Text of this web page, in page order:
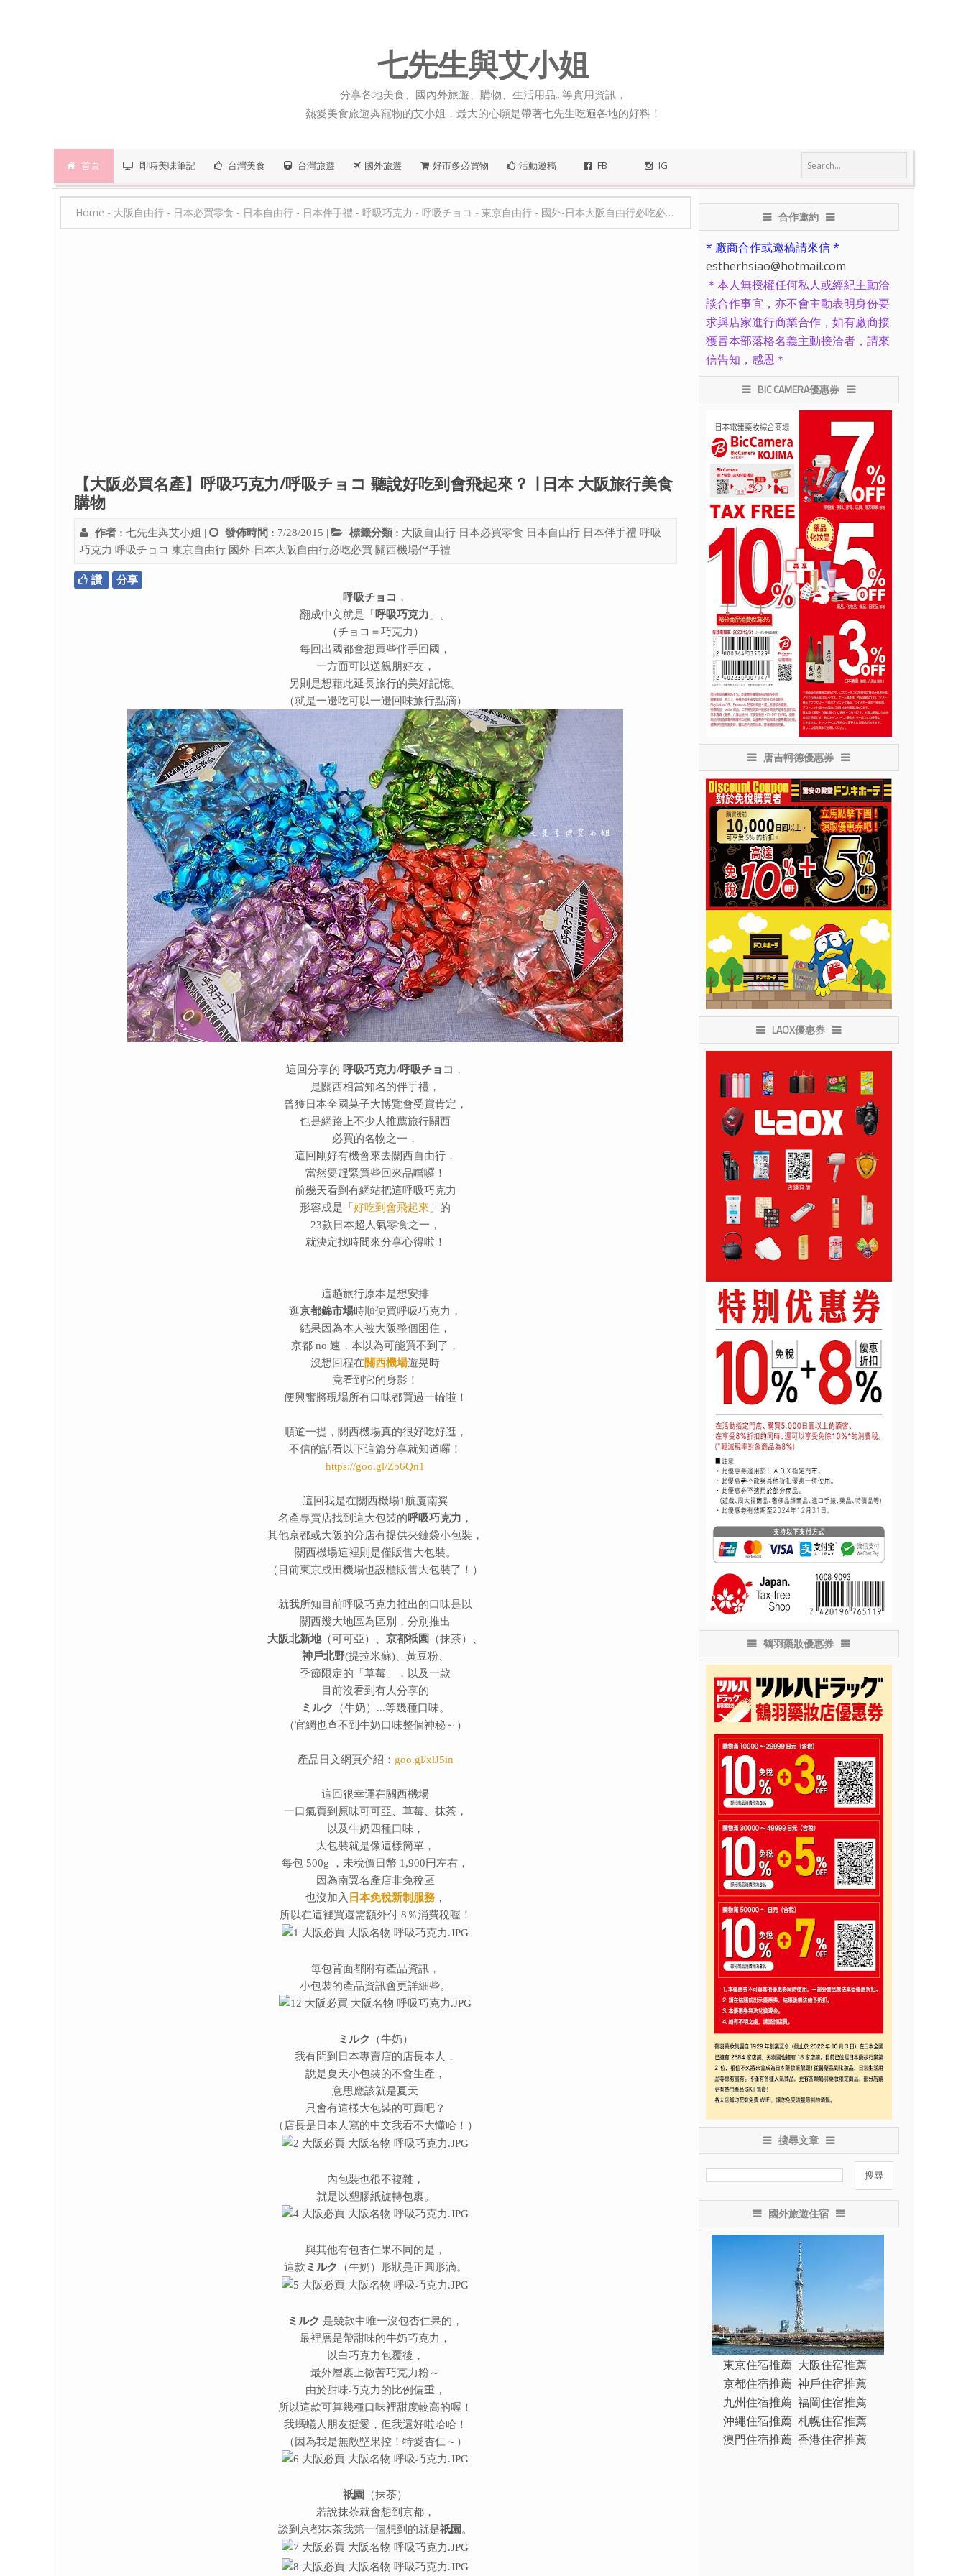
七先生與艾小姐
分享各地美食、國內外旅遊、購物、生活用品...等實用資訊，
熱愛美食旅遊與寵物的艾小姐，最大的心願是帶著七先生吃遍各地的好料！
首頁 即時美味筆記 台灣美食 台灣旅遊 國外旅遊 好市多必買物 活動邀稿 FB IG
Home - 大阪自由行 - 日本必買零食 - 日本自由行 - 日本伴手禮 - 呼吸巧克力 - 呼吸チョコ - 東京自由行 - 國外-日本大阪自由行必吃必買 -【大阪必買名產】呼吸巧克力/呼吸チョコ
【大阪必買名產】呼吸巧克力/呼吸チョコ 聽說好吃到會飛起來？ ∣ 日本 大阪旅行美食
購物
作者 : 七先生與艾小姐 | 發佈時間 : 7/28/2015 | 標籤分類 : 大阪自由行 日本必買零食 日本自由行 日本伴手禮 呼吸
巧克力 呼吸チョコ 東京自由行 國外-日本大阪自由行必吃必買 關西機場伴手禮
讚
分享
呼吸チョコ ，
翻成中文就是「 呼吸巧克力 」。
（チョコ＝巧克力）
每回出國都會想買些伴手回國，
一方面可以送親朋好友，
另則是想藉此延長旅行的美好記憶。
（就是一邊吃可以一邊回味旅行點滴）
這回分享的 呼吸巧克力/呼吸チョコ ，
是關西相當知名的伴手禮，
曾獲日本全國菓子大博覽會受賞肯定，
也是網路上不少人推薦旅行關西
必買的名物之一，
這回剛好有機會來去關西自由行，
當然要趕緊買些回來品嚐囉！
前幾天看到有網站把這呼吸巧克力
形容成是 「好吃到會飛起來 」的
23款日本超人氣零食之一，
就決定找時間來分享心得啦！
這趟旅行原本是想安排
逛京都錦市場時順便買呼吸巧克力，
結果因為本人被大阪整個困住，
京都 no 速，本以為可能買不到了，
沒想回程在關西機場遊晃時
竟看到它的身影！
便興奮將現場所有口味都買過一輪啦！
順道一提，關西機場真的很好吃好逛，
不信的話看以下這篇分享就知道囉！
https://goo.gl/Zb6Qn1
這回我是在關西機場1航廈南翼
名產專賣店找到這大包裝的呼吸巧克力 ，
其他京都或大阪的分店有提供夾鏈袋小包裝，
關西機場這裡則是僅販售大包裝。
（目前東京成田機場也設櫃販售大包裝了！）
就我所知目前呼吸巧克力推出的口味是以
關西幾大地區為區別，分別推出
大阪北新地（可可亞）、京都祇園
（抹茶）、
神戶北野(提拉米蘇)、黃豆粉、
季節限定的「草莓」，以及一款
目前沒看到有人分享的
ミルク
（牛奶）...等幾種口味。
（官網也查不到牛奶口味整個神秘～）
產品日文網頁介紹： goo.gl/xlJ5in
這回很幸運在關西機場
一口氣買到 原味可可亞、 草莓、抹茶，
以及牛奶四種口味，
大包裝就是像這樣簡單，
每包 500g ，未稅價日幣 1,900円左右，
因為南翼名產店非免稅區
也沒加入 日本免稅新制服務，
所以在這裡買還需額外付 8％消費稅喔！
每包背面都附有產品資訊，
小包裝的產品資訊會更詳細些。
ミルク
（牛奶）
我有問到日本專賣店的店長本人，
說是夏天小包裝的不會生產，
意思應該就是夏天
只會有這樣大包裝的可買吧？
（店長是日本人寫的中文我看不大懂哈！）
內包裝也很不複雜，
就是以塑膠紙旋轉包裹。
與其他有包杏仁果不同的是，
這款 ミルク （牛奶）形狀是正圓形滴。
ミルク 是幾款中唯一沒包杏仁果的，
最裡層是帶甜味的牛奶巧克力，
以白巧克力包覆後，
最外層裹上微苦巧克力粉～
由於甜味巧克力的比例偏重，
所以這款可算幾種口味裡甜度較高的喔！
我螞蟻人朋友挺愛，但我還好啦哈哈！
（因為我是無敵堅果控！特愛杏仁～）
祇園
（抹茶）
若說抹茶就會想到京都，
談到京都抹茶我第一個想到的就是祇園。
合作邀約
* 廠商合作或邀稿請來信 *
estherhsiao@hotmail.com
＊本人無授權任何私人或經紀主動洽
談合作事宜，亦不會主動表明身份要
求與店家進行商業合作，如有廠商接
獲冒本部落格名義主動接洽者，請來
信告知，感恩＊
BIC CAMERA優惠券
唐吉軻德優惠券
LAOX優惠券
鶴羽藥妝優惠券
搜尋文章
國外旅遊住宿
東京住宿推薦 大阪住宿推薦
京都住宿推薦 神戶住宿推薦
九州住宿推薦 福岡住宿推薦
沖繩住宿推薦 札幌住宿推薦
澳門住宿推薦 香港住宿推薦